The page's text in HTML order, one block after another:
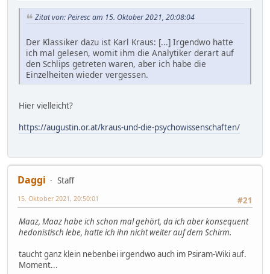
Zitat von: Peiresc am 15. Oktober 2021, 20:08:04
Der Klassiker dazu ist Karl Kraus: [...] Irgendwo hatte
ich mal gelesen, womit ihm die Analytiker derart auf
den Schlips getreten waren, aber ich habe die
Einzelheiten wieder vergessen.
Hier vielleicht?
https://augustin.or.at/kraus-und-die-psychowissenschaften/
Daggi
Staff
#21
15. Oktober 2021, 20:50:01
Maaz, Maaz habe ich schon mal gehört, da ich aber konsequent
hedonistisch lebe, hatte ich ihn nicht weiter auf dem Schirm.
taucht ganz klein nebenbei irgendwo auch im Psiram-Wiki auf.
Moment...